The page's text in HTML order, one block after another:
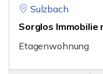
Sulzbach
Sorglos
Etagenwohnung